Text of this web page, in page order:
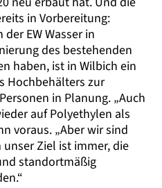
in Vorbereitung:
EW Wasser in
des bestehenden
haben, ist in Wilbich ein
Hoch­behälters zur
in Planung. „Auch
auf Polyethylen als
voraus. „Aber wir sind
Ziel ist immer, die
standort­mäßig